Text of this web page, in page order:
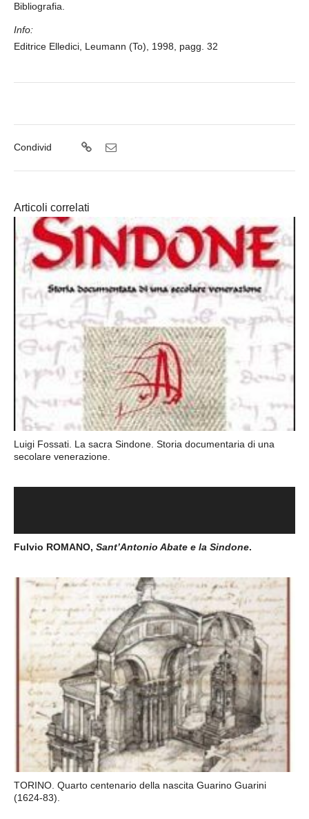
Bibliografia.
Info:
Editrice Elledici, Leumann (To), 1998, pagg. 32
Condivid
Articoli correlati
Luigi Fossati. La sacra Sindone. Storia documentaria di una
secolare venerazione.
Fulvio ROMANO, Sant’Antonio Abate e la Sindone.
TORINO. Quarto centenario della nascita Guarino Guarini
(1624-83).